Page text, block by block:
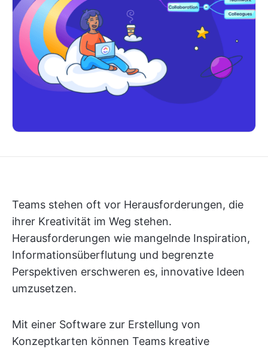
Teams stehen oft vor Herausforderungen, die
ihrer Kreativität im Weg stehen.
Herausforderungen wie mangelnde Inspiration,
Informationsüberflutung und begrenzte
Perspektiven erschweren es, innovative Ideen
umzusetzen.
Mit einer Software zur Erstellung von
Konzeptkarten können Teams kreative